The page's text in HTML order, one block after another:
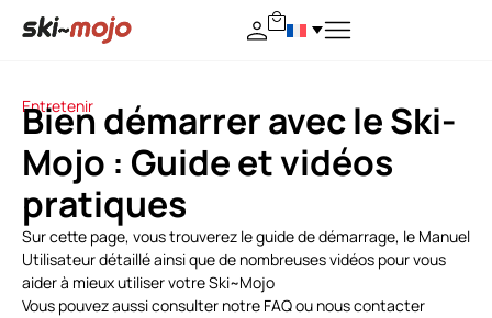
Entretenir
Bien démarrer avec le Ski-
Mojo : Guide et vidéos
pratiques
Sur cette page, vous trouverez le guide de démarrage, le Manuel
Utilisateur détaillé ainsi que de nombreuses vidéos pour vous
aider à mieux utiliser votre Ski~Mojo
Vous pouvez aussi consulter notre FAQ ou nous contacter